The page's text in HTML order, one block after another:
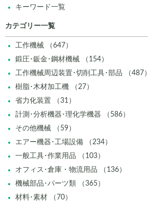
キーワード一覧
カテゴリー一覧
工作機械 （647）
鍛圧･鈑金･鋼材機械 （154）
工作機械周辺装置･切削工具･部品 （487）
樹脂･木材加工機 （27）
省力化装置 （31）
計測･分析機器･理化学機器 （586）
その他機械 （59）
エアー機器･工場設備 （234）
一般工具･作業用品 （103）
オフィス･倉庫・物流用品 （136）
機械部品･パーツ類 （365）
材料･素材 （70）